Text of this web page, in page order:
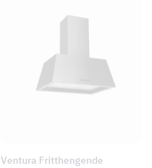
Ventura Fritthengende